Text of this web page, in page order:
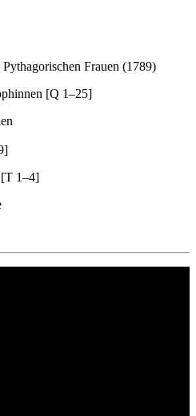
Frauen (1789)
[Q 1–25]
[T 1–4]